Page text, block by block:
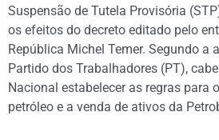
Suspensão de Tutela Provisória
os efeitos do decreto editado pelo
República Michel Temer. Segundo a
Partido dos Trabalhadores (PT),
Nacional estabelecer as regras para
petróleo e a venda de ativos da